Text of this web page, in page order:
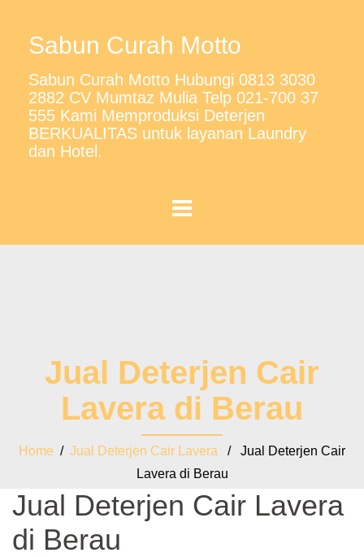
Sabun Curah Motto
Sabun Curah Motto Hubungi 0813 3030
2882 CV Mumtaz Mulia Telp 021-700 37
555 Kami Memproduksi Deterjen
BERKUALITAS untuk layanan Laundry
dan Hotel.
Jual Deterjen Cair
Lavera di Berau
Home / Jual Deterjen Cair Lavera / Jual Deterjen Cair
Lavera di Berau
Jual Deterjen Cair Lavera
di Berau